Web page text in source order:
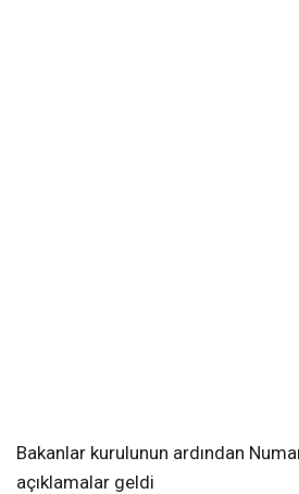
Bakanlar kurulunun ardından
açıklamalar geldi